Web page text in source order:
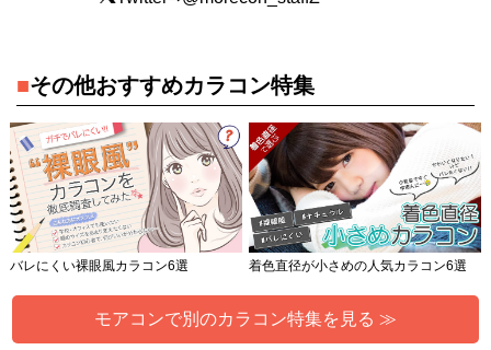
■その他おすすめカラコン特集
バレにくい裸眼風カラコン6選 着色直径が小さめの人気カラコン6選
モアコンで別のカラコン特集を見る ≫